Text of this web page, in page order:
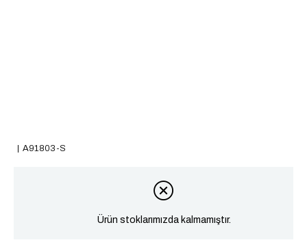
A91803-S
Ürün stoklarımızda kalmamıştır.